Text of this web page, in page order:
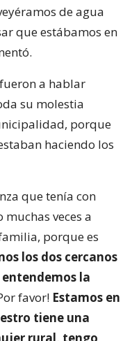
de agua
que estábamos en
a hablar
su molestia
porque
haciendo los
que tenía con
muchas veces a
porque es
los dos cercanos
la
favor! Estamos en
tiene una
rural, tengo